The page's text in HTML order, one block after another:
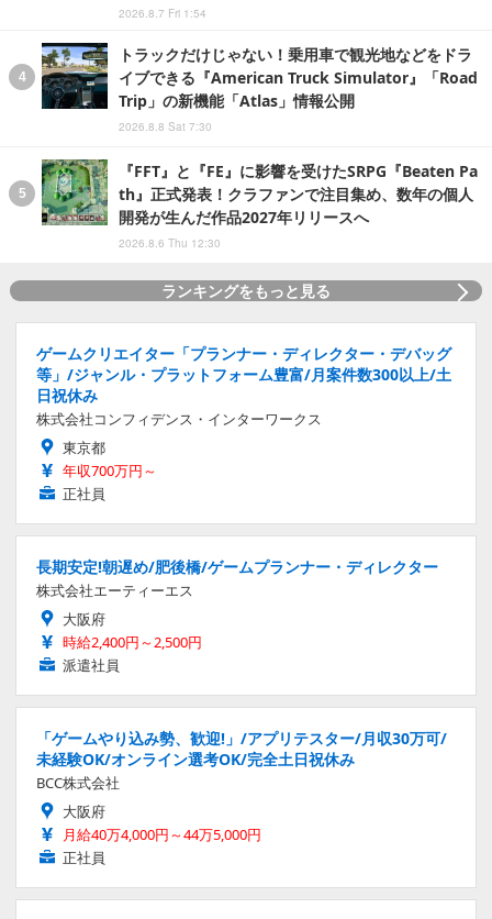
2026.8.7 Fri 1:54
トラックだけじゃない！乗用車で観光地などをドラ
イブできる『American Truck Simulator』「Road
Trip」の新機能「Atlas」情報公開
2026.8.8 Sat 7:30
『FFT』と『FE』に影響を受けたSRPG『Beaten Pa
th』正式発表！クラファンで注目集め、数年の個人
開発が生んだ作品2027年リリースへ
2026.8.6 Thu 12:30
ランキングをもっと見る
ゲームクリエイター「プランナー・ディレクター・デバッグ
等」/ジャンル・プラットフォーム豊富/月案件数300以上/土
日祝休み
株式会社コンフィデンス・インターワークス
東京都
年収700万円～
正社員
長期安定!朝遅め/肥後橋/ゲームプランナー・ディレクター
株式会社エーティーエス
大阪府
時給2,400円～2,500円
派遣社員
「ゲームやり込み勢、歓迎!」/アプリテスター/月収30万可/
未経験OK/オンライン選考OK/完全土日祝休み
BCC株式会社
大阪府
月給40万4,000円～44万5,000円
正社員